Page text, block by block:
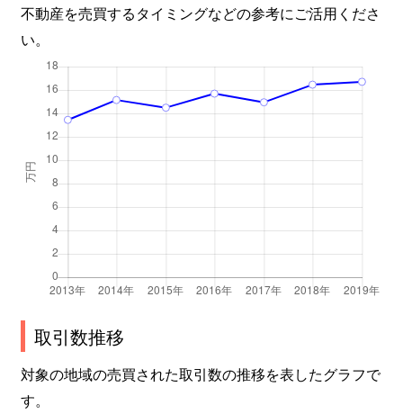
不動産を売買するタイミングなどの参考にご活用くださ
い。
取引数推移
対象の地域の売買された取引数の推移を表したグラフで
す。